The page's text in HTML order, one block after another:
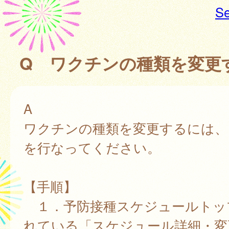
Q ワクチンの種類を変更
A
ワクチンの種類を変更するには
を行なってください。
【手順】
１．予防接種スケジュールト
れている「スケジュール詳細・